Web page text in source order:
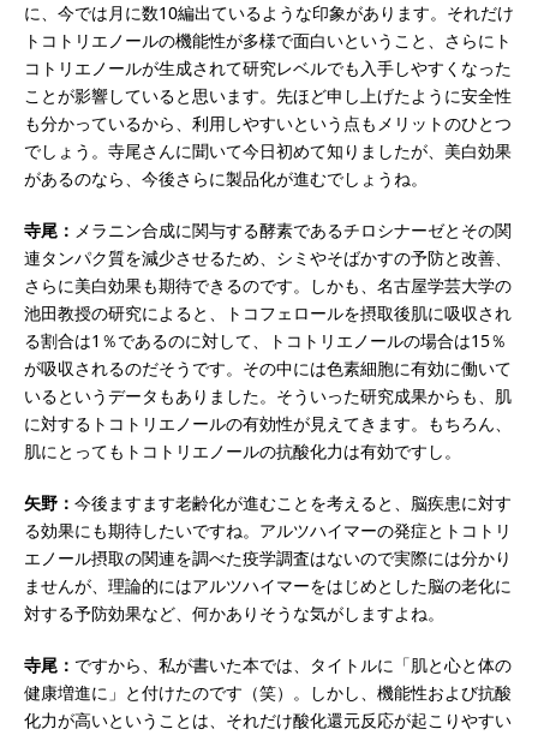
に、今では月に数10編出ているような印象があります。それだけ
トコトリエノールの機能性が多様で面白いということ、さらにト
コトリエノールが生成されて研究レベルでも入手しやすくなった
ことが影響していると思います。先ほど申し上げたように安全性
も分かっているから、利用しやすいという点もメリットのひとつ
でしょう。寺尾さんに聞いて今日初めて知りましたが、美白効果
があるのなら、今後さらに製品化が進むでしょうね。
寺尾： メラニン合成に関与する酵素であるチロシナーゼとその関
連タンパク質を減少させるため、シミやそばかすの予防と改善、
さらに美白効果も期待できるのです。しかも、名古屋学芸大学の
池田教授の研究によると、トコフェロールを摂取後肌に吸収され
る割合は1％であるのに対して、トコトリエノールの場合は15％
が吸収されるのだそうです。その中には色素細胞に有効に働いて
いるというデータもありました。そういった研究成果からも、肌
に対するトコトリエノールの有効性が見えてきます。もちろん、
肌にとってもトコトリエノールの抗酸化力は有効ですし。
矢野： 今後ますます老齢化が進むことを考えると、脳疾患に対す
る効果にも期待したいですね。アルツハイマーの発症とトコトリ
エノール摂取の関連を調べた疫学調査はないので実際には分かり
ませんが、理論的にはアルツハイマーをはじめとした脳の老化に
対する予防効果など、何かありそうな気がしますよね。
寺尾： ですから、私が書いた本では、タイトルに「肌と心と体の
健康増進に」と付けたのです（笑）。しかし、機能性および抗酸
化力が高いということは、それだけ酸化還元反応が起こりやすい